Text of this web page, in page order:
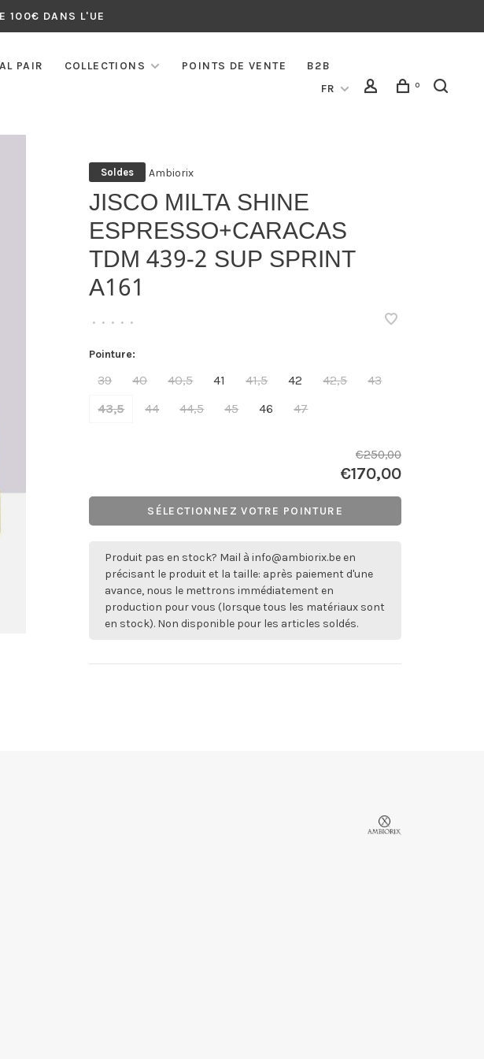
100€ DANS L'UE
PAIR COLLECTIONS POINTS DE VENTE
B2B
FR
0
Soldes Ambiorix
JISCO MILTA SHINE
ESPRESSO+CARACAS
TDM 439-2 SUP SPRINT
A161
• • • • •
Pointure:
39 40 40,5 41 41,5 42 42,5
43
43,5
44 44,5 45 46 47
€250,00
€170,00
SÉLECTIONNEZ VOTRE POINTURE
Produit pas en stock? Mail àinfo@ambiorix.be en
précisant le produit et la taille: après paiement d'une
avance, nous le mettrons immédiatement en
production pour vous (lorsque tous les matériaux sont
en stock). Non disponible pour les articles soldés.